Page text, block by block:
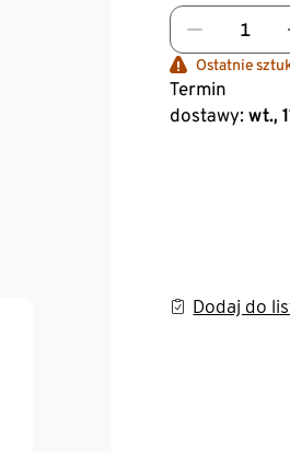
Ostatnie
Termin
dostawy: wt.,
Dodaj do